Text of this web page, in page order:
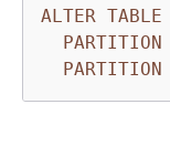
ALTER TABLE
PARTITION
PARTITION